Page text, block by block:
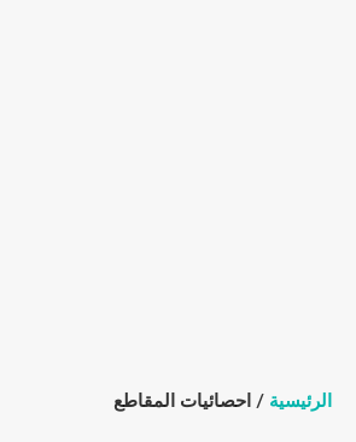
الرئيسية / احصائيات المقاطع